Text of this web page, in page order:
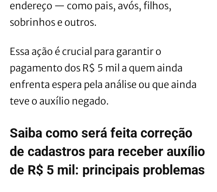
endereço — como pais, avós, filhos,
sobrinhos e outros.
Essa ação é crucial para garantir o
pagamento dos R$ 5 mil a quem ainda
enfrenta espera pela análise ou que ainda
teve o auxílio negado.
Saiba como será feita correção
de cadastros para receber auxílio
de R$ 5 mil: principais problemas